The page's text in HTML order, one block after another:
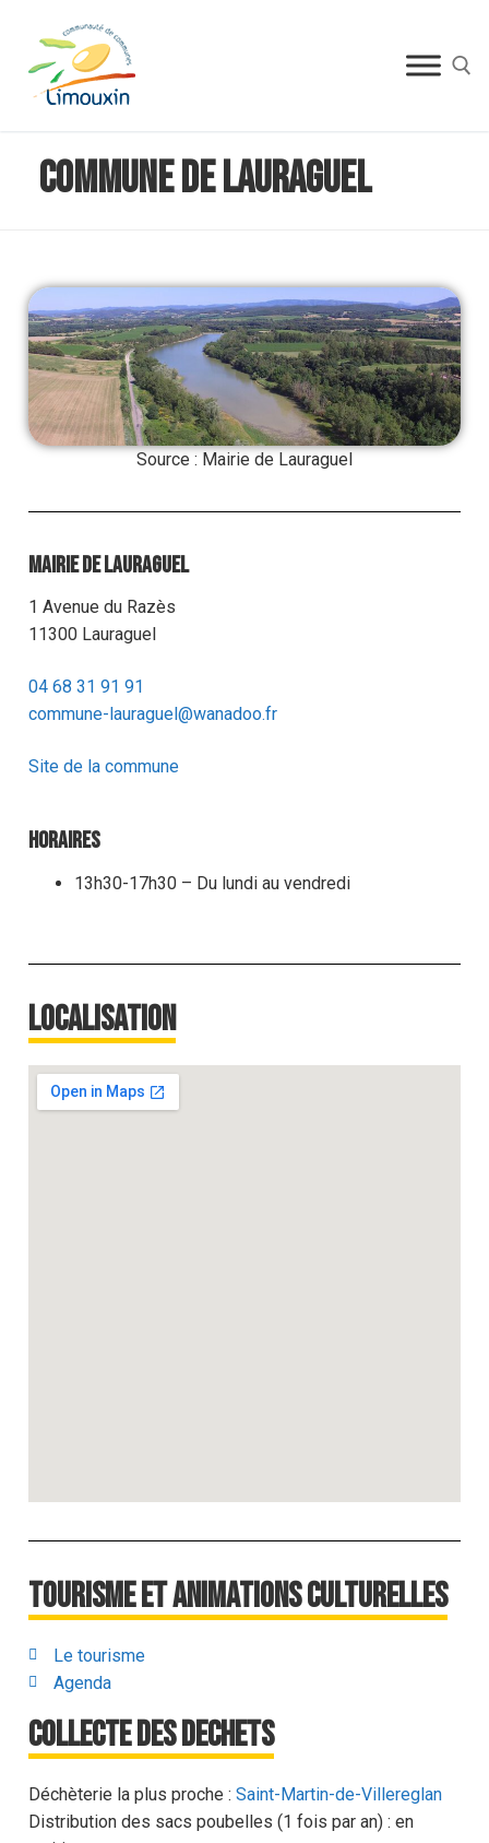
Commune de Lauraguel
Source : Mairie de Lauraguel
Mairie de Lauraguel
1 Avenue du Razès
11300 Lauraguel
04 68 31 91 91
commune-lauraguel@wanadoo.fr
Site de la commune
Horaires
13h30-17h30 – Du lundi au vendredi
Localisation
Tourisme et animations culturelles
Le tourisme
Agenda
Collecte des dechets
Déchèterie la plus proche : Saint-Martin-de-Villereglan
Distribution des sacs poubelles (1 fois par an) : en